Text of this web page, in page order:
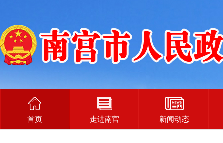
首页 走进南宫 新闻动态